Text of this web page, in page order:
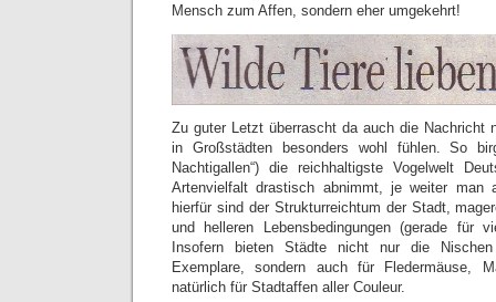
Mensch zum Affen, sondern eher umgekehrt!
Zu guter Letzt überrascht da auch die Nachricht
in Großstädten besonders wohl fühlen. So
Nachtigallen“) die reichhaltigste Vogelwelt
Artenvielfalt drastisch abnimmt, je weiter man
hierfür sind der Strukturreichtum der Stadt,
und helleren Lebensbedingungen (gerade für
Insofern bieten Städte nicht nur die
Exemplare, sondern auch für Fledermäuse,
natürlich für Stadtaffen aller Couleur.